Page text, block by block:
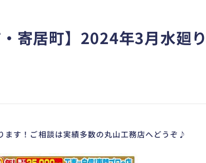
・寄居町】2024年3月水廻
ます！ご相談は実績多数の丸山工務店へどうぞ♪